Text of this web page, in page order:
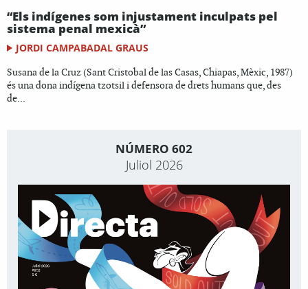
“Els indígenes som injustament inculpats pel
sistema penal mexicà”
JORDI CAMPABADAL GRAUS
Susana de la Cruz (Sant Cristobal de las Casas, Chiapas, Mèxic, 1987)
és una dona indígena tzotsil i defensora de drets humans que, des
de...
NÚMERO 602
Juliol 2026